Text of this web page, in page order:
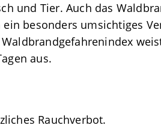
und Tier. Auch das
besonders umsichtiges
aus.
Rauchverbot.